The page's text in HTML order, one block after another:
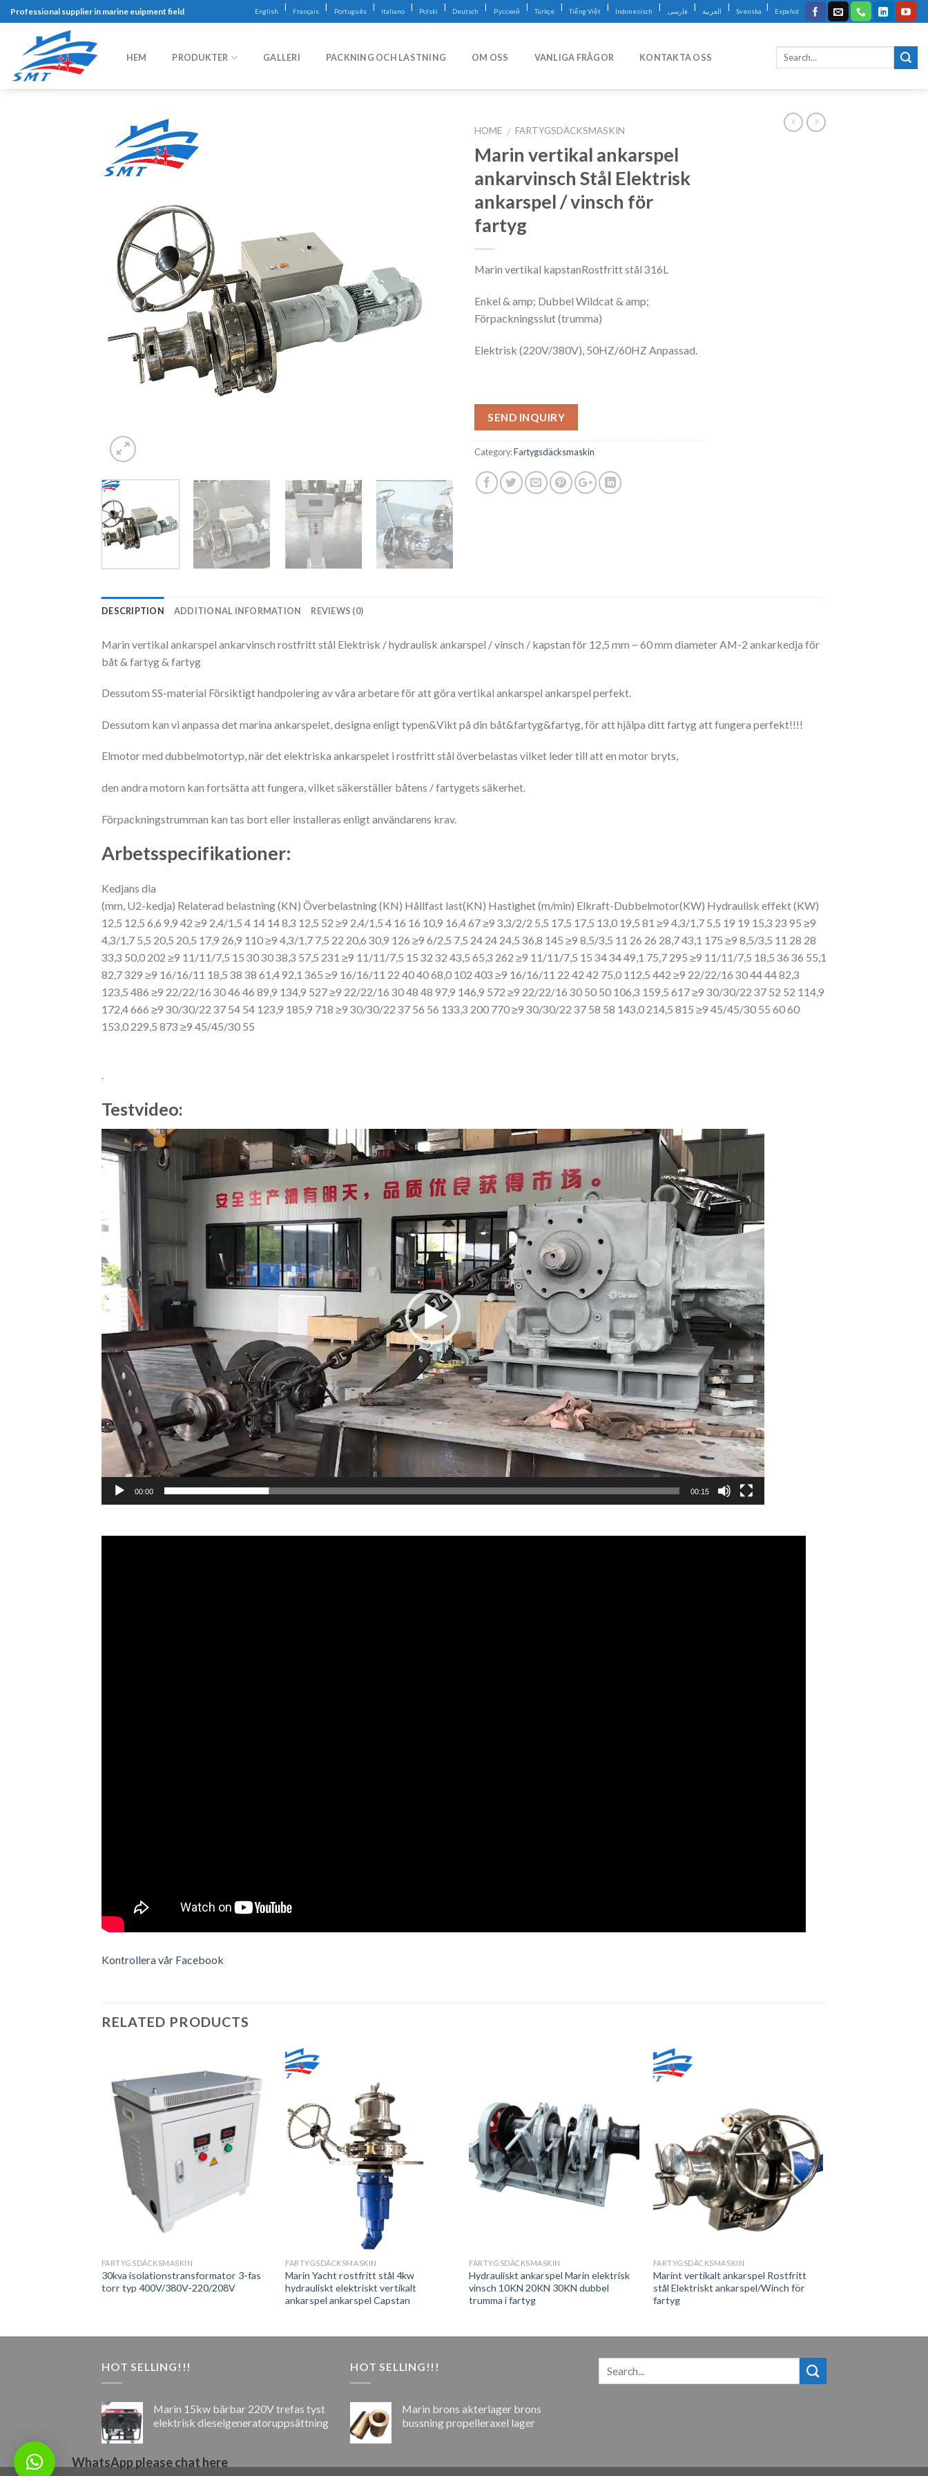
Skip
to
content
Professional supplier in marine euipment field English | Français | Português | Italiano | Polski | Deutsch | Русский | Türkçe | Tiếng Việt | Indonesisch | فارسی | العربية | Svenska | Español
HEM PRODUKTER GALLERI PACKNING OCH LASTNING OM OSS VANLIGA FRÅGOR KONTAKTA OSS
HOME / FARTYGSDÄCKSMASKIN
Marin vertikal ankarspel
ankarvinsch Stål Elektrisk
ankarspel / vinsch för
fartyg
Marin vertikal kapstanRostfritt stål 316L
Enkel & amp; Dubbel Wildcat & amp;
Förpackningsslut (trumma)
Elektrisk (220V/380V), 50HZ/60HZ Anpassad.
SEND INQUIRY
Category:Fartygsdäcksmaskin
DESCRIPTION ADDITIONAL INFORMATION REVIEWS (0)
Marin vertikal ankarspel ankarvinsch rostfritt stål Elektrisk / hydraulisk ankarspel / vinsch / kapstan för 12,5 mm ~ 60 mm diameter AM-2 ankarkedja för
båt & fartyg & fartyg
Dessutom SS-material Försiktigt handpolering av våra arbetare för att göra vertikal ankarspel ankarspel perfekt.
Dessutom kan vi anpassa det marina ankarspelet, designa enligt typen&Vikt på din båt&fartyg&fartyg, för att hjälpa ditt fartyg att fungera perfekt!!!!
Elmotor med dubbelmotortyp, när det elektriska ankarspelet i rostfritt stål överbelastas vilket leder till att en motor bryts,
den andra motorn kan fortsätta att fungera, vilket säkerställer båtens / fartygets säkerhet.
Förpackningstrumman kan tas bort eller installeras enligt användarens krav.
Arbetsspecifikationer:
Kedjans dia
(mm, U2-kedja) Relaterad belastning (KN) Överbelastning (KN) Hållfast last(KN) Hastighet (m/min) Elkraft-Dubbelmotor(KW) Hydraulisk effekt (KW)
12,5 12,5 6,6 9,9 42 ≥9 2,4/1,5 4 14 14 8,3 12,5 52 ≥9 2,4/1,5 4 16 16 10,9 16,4 67 ≥9 3,3/2/2 5,5 17,5 17,5 13,0 19,5 81 ≥9 4,3/1,7 5,5 19 19 15,3 23 95 ≥9
4,3/1,7 5,5 20,5 20,5 17,9 26,9 110 ≥9 4,3/1,7 7,5 22 20,6 30,9 126 ≥9 6/2,5 7,5 24 24 24,5 36,8 145 ≥9 8,5/3,5 11 26 26 28,7 43,1 175 ≥9 8,5/3,5 11 28 28
33,3 50,0 202 ≥9 11/11/7,5 15 30 30 38,3 57,5 231 ≥9 11/11/7,5 15 32 32 43,5 65,3 262 ≥9 11/11/7,5 15 34 34 49,1 75,7 295 ≥9 11/11/7,5 18,5 36 36 55,1
82,7 329 ≥9 16/16/11 18,5 38 38 61,4 92,1 365 ≥9 16/16/11 22 4040 68,0 102 403 ≥9 16/16/11 22 42 42 75,0 112,5 442 ≥9 22/22/16 30 4444 82,3
123,5 486 ≥9 22/22/16 30 46 46 89,9 134,9 527 ≥9 22/22/16 30 48 48 97,9 146,9 572 ≥9 22/22/16 30 50 50 106,3 159,5 617 ≥9 30/30/22 37 52 52 114,9
172,4 666 ≥9 30/30/22 37 54 54 123,9 185,9 718 ≥9 30/30/22 37 56 56 133,3 200 770 ≥9 30/30/22 37 58 58 143,0 214,5 815 ≥9 45/45/30 55 60 60
153,0 229,5 873 ≥9 45/45/30 55
.
Testvideo:
Video
Player
00:00 00:15
Kontrollera vår Facebook
RELATED PRODUCTS
FARTYGSDÄCKSMASKIN
30kva isolationstransformator 3-fas
torr typ 400V/380V-220/208V
FARTYGSDÄCKSMASKIN
Marin Yacht rostfritt stål 4kw
hydrauliskt elektriskt vertikalt
ankarspel ankarspel Capstan
FARTYGSDÄCKSMASKIN
Hydrauliskt ankarspel Marin elektrisk
vinsch 10KN 20KN 30KN dubbel
trumma i fartyg
FARTYGSDÄCKSMASKIN
Marint vertikalt ankarspel Rostfritt
stål Elektriskt ankarspel/Winch för
fartyg
HOT SELLING!!!
Marin 15kw bärbar 220V trefas tyst
elektrisk dieselgeneratoruppsättning
HOT SELLING!!!
Marin brons akterlager brons
bussning propelleraxel lager
WhatsApp please chat here